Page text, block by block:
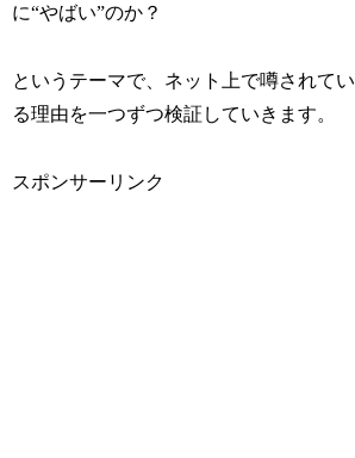
に“やばい”のか？
というテーマで、ネット上で噂されてい
る理由を一つずつ検証していきます。
スポンサーリンク